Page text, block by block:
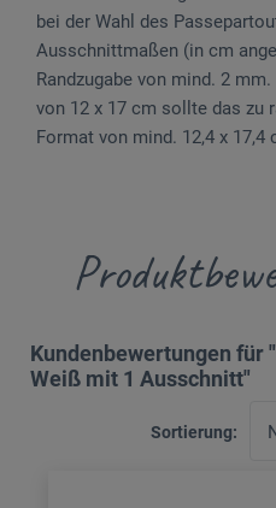
bei der Wahl des
Ausschnittmaßen (in cm
Randzugabe von mind. 2
von 12 x 17 cm sollte das zu
Format von mind. 12,4 x 17,4
Kundenbewertungen für
Weiß mit 1 Ausschnitt"
Sortierung: